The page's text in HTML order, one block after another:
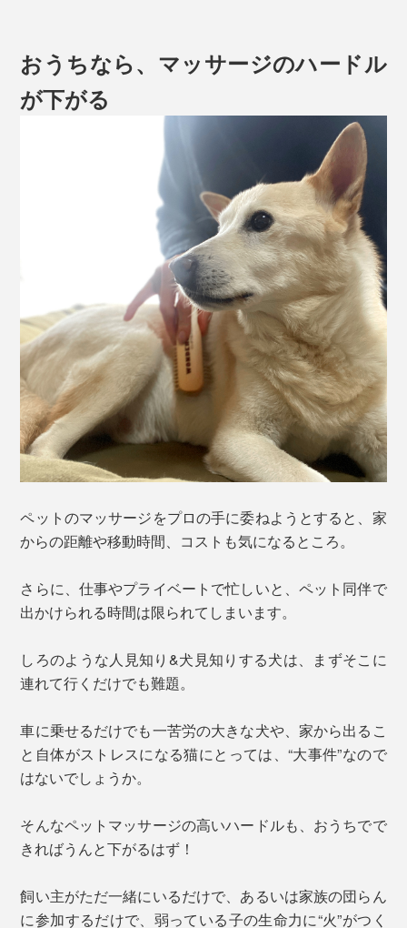
おうちなら、マッサージのハードル
が下がる
ペットのマッサージをプロの手に委ねようとすると、家
からの距離や移動時間、コストも気になるところ。
さらに、仕事やプライベートで忙しいと、ペット同伴で
出かけられる時間は限られてしまいます。
しろのような人見知り&犬見知りする犬は、まずそこに
連れて行くだけでも難題。
車に乗せるだけでも一苦労の大きな犬や、家から出るこ
と自体がストレスになる猫にとっては、“大事件”なので
はないでしょうか。
そんなペットマッサージの高いハードルも、おうちでで
きればうんと下がるはず！
飼い主がただ一緒にいるだけで、あるいは家族の団らん
に参加するだけで、弱っている子の生命力に“火”がつく